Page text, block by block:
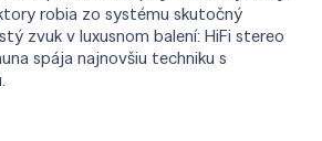
robia zo systému skutočný
zvuk v luxusnom balení: HiFi stereo
spája najnovšiu techniku s